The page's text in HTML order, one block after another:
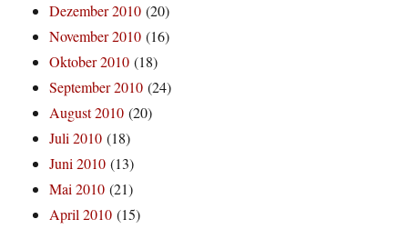
Dezember 2010 (20)
November 2010 (16)
Oktober 2010 (18)
September 2010 (24)
August 2010 (20)
Juli 2010 (18)
Juni 2010 (13)
Mai 2010 (21)
April 2010 (15)